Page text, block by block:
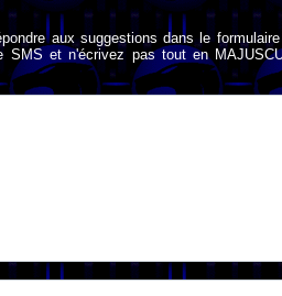
aux suggestions dans le
et n'écrivez pas tout en